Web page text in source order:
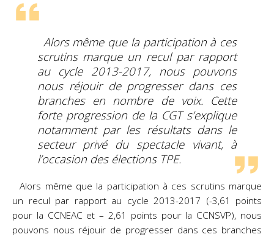
Alors même que la participation à ces
scrutins marque un recul par rapport
au cycle 2013-2017, nous pouvons
nous réjouir de progresser dans ces
branches en nombre de voix. Cette
forte progression de la CGT s’explique
notamment par les résultats dans le
secteur privé du spectacle vivant, à
l’occasion des élections TPE.
Alors même que la participation à ces scrutins marque
un recul par rapport au cycle 2013-2017 (-3,61 points
pour la CCNEAC et – 2,61 points pour la CCNSVP), nous
pouvons nous réjouir de progresser dans ces branches